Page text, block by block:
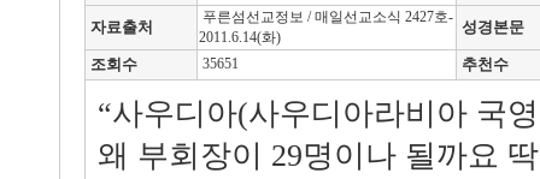
자료출처
푸른섬선교정보 / 매일선교소식 2427호-
2011.6.14(화)
성경본문
조회수 35651 추천수
“사우디아(사우디아라비아 국
왜 부회장이 29명이나 될까요